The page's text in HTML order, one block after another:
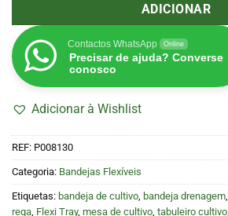
ADICIONAR
Contactos WhatsApp Online
Precisar de ajuda? Converse
conosco
Adicionar à Wishlist
REF: P008130
Categoria: Bandejas Flexíveis
Etiquetas: bandeja de cultivo bandeja drenagem
rega Flexi Tray, mesa de cultivo tabuleiro cultivo